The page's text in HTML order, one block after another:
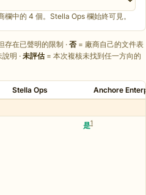
欄中的 4 個。Stella Ops 欄始終可見。
存在已聲明的限制 · 否= 廠商自己的文件表
明 ·未評估= 本次複核未找到任一方向的
Stella Ops Anchore
是1